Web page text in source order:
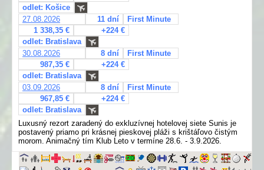
odlet: Košice
27.08.2026
11 dní
First Minute
1 338,35 €
+224 €
odlet: Bratislava
30.08.2026
8 dní
First Minute
987,35 €
+224 €
odlet: Bratislava
03.09.2026
8 dní
First Minute
967,85 €
+224 €
odlet: Bratislava
Luxusný rezort zaradený do exkluzívnej hotelovej siete Sunis je
postavený priamo pri krásnej pieskovej pláži s krištáľovo čistým
morom. Animačný tím Klub Leto v termíne 28.6. - 3.9.2026.